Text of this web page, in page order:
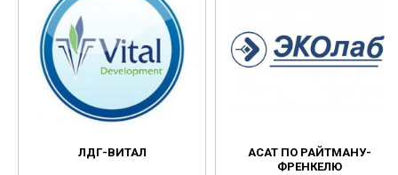
ЛДГ-ВИТАЛ
АСАТ ПО РАЙТМАНУ-
ФРЕНКЕЛЮ